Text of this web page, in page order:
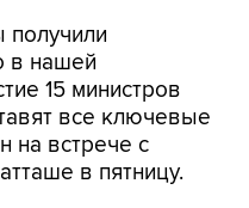
в нашей
15 министров
все ключевые
на встрече с
в пятницу.